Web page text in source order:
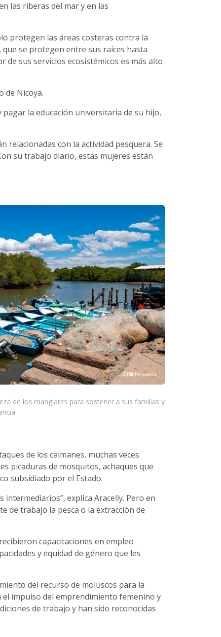
las riberas del mar y en las
protegen las áreas costeras contra la
se protegen entre sus raíces hasta
de sus servicios ecosistémicos es más alto
de Nicoya.
la educación universitaria de su hijo,
relacionadas con la actividad pesquera. Se
su trabajo diario, estas mujeres están
de los manglares para sostener a sus familias y
de los caimanes, muchas veces
picaduras de mosquitos, achaques que
subsidiado por el Estado.
explica Aracelly. Pero en
de trabajo la pesca o la extracción de
capacitaciones en empleo
y equidad de género que les
del recurso de moluscos para la
impulso del emprendimiento femenino y
de trabajo y han sido reconocidas